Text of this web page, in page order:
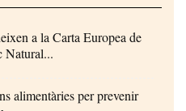
a la Carta Europea de
Natural...
alimentàries per prevenir